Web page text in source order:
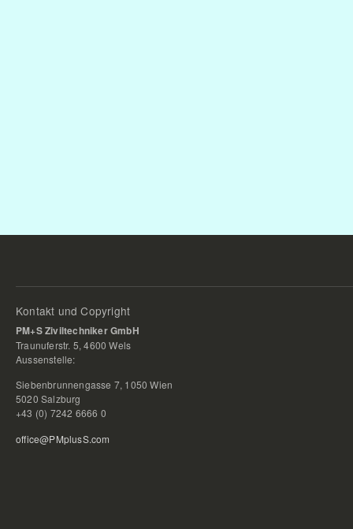
Kontakt und Copyright
PM+S Ziviltechniker GmbH
Traunuferstr. 5, 4600 Wels
Aussenstelle:
Siebenbrunnengasse 7, 1050 Wien
5020 Salzburg
+43 (0) 7242 6666 0
office@PMplusS.com